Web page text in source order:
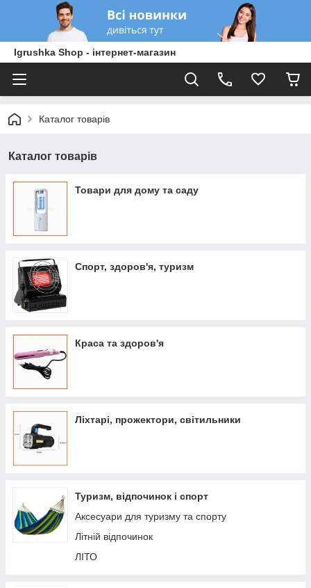
Igrushka Shop - інтернет-магазин
Каталог товарів
Каталог товарів
Товари для дому та саду
Спорт, здоров'я, туризм
Краса та здоров'я
Ліхтарі, прожектори, світильники
Туризм, відпочинок і спорт
Аксесуари для туризму та спорту
Літній відпочинок
ЛІТО